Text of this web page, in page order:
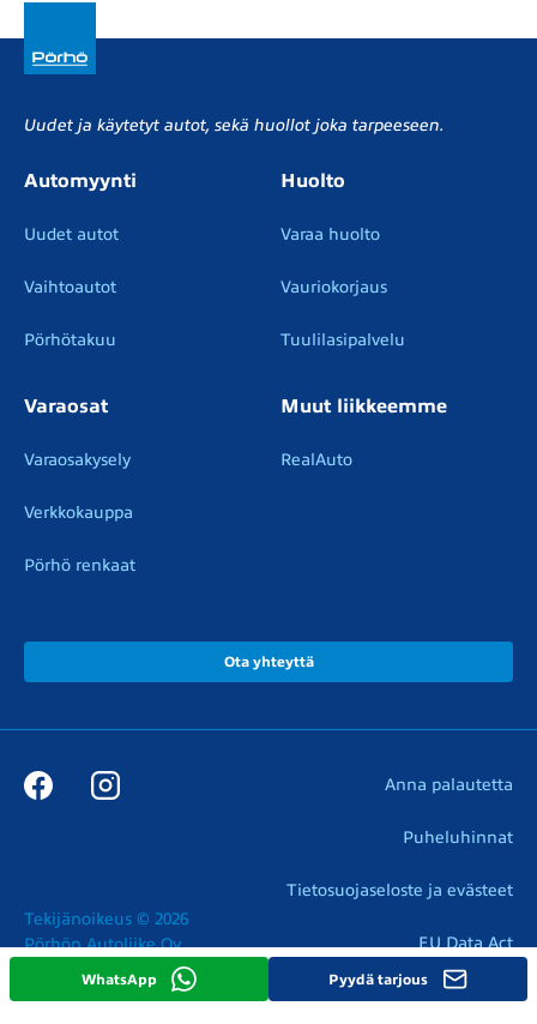
WhatsApp Pyydä tarjous
Uudet ja käytetyt autot, sekä huollot joka tarpeeseen.
Automyynti
Uudet autot
Vaihtoautot
Pörhötakuu
Huolto
Varaa huolto
Vauriokorjaus
Tuulilasipalvelu
Varaosat
Varaosakysely
Verkkokauppa
Pörhö renkaat
Muut liikkeemme
RealAuto
Ota yhteyttä
Tekijänoikeus © 2026
Pörhön Autoliike Oy
Anna palautetta
Puheluhinnat
Tietosuojaseloste ja evästeet
EU Data Act